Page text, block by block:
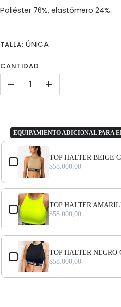
Poliéster 76%, elastómero 24%.
TALLA: ÚNICA
CANTIDAD
+
EQUIPAMIENTO ADICIONAL PARA
Use the Previous and Next buttons
TOP HALTER BEIGE
$58.000,00
TOP HALTER
$58.000,00
TOP HALTER NEGRO
$58.000,00